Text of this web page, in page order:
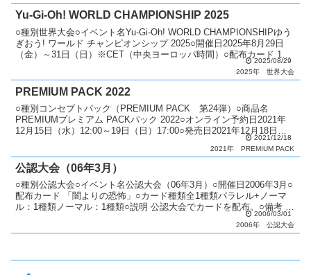
Yu-Gi-Oh! WORLD CHAMPIONSHIP 2025
○種別世界大会○イベント名Yu-Gi-Oh! WORLD CHAMPIONSHIPゆう
ぎおう! ワールド チャンピオンシップ 2025○開催日2025年8月29日
（金）～31日（日）※CET（中央ヨーロッパ時間）○配布カード 1
2025/08/29
2025年
世界大会
PREMIUM PACK 2022
○種別コンセプトパック（PREMIUM PACK 第24弾）○商品名
PREMIUMプレミアム PACKパック 2022○オンライン予約日2021年
12月15日（水）12:00～19日（日）17:00○発売日2021年12月18日
2021/12/18
2021年
PREMIUM PACK
公認大会（06年3月）
○種別公認大会○イベント名公認大会（06年3月）○開催日2006年3月○
配布カード 「闇よりの恐怖」○カード種類全1種類パラレル+ノーマ
ル：1種類ノーマル：1種類○説明 公認大会でカードを配布。○備考 毎
2006/03/01
2006年
公認大会